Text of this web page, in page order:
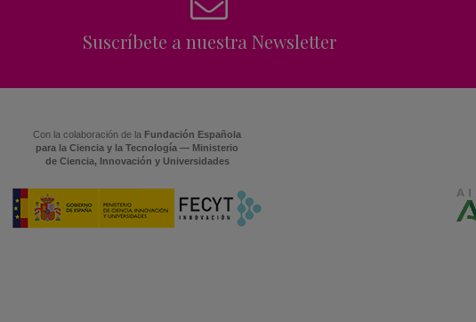
Suscríbete a nuestra Newsletter
Con la colaboración de la Fundación Española
para la Ciencia y la Tecnología — Ministerio
de Ciencia, Innovación y Universidades